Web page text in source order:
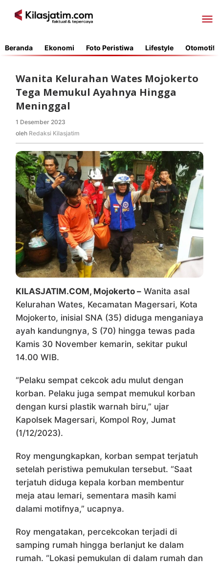
Beranda Ekonomi Foto Peristiwa Lifestyle Otomotif
Wanita Kelurahan Wates Mojokerto
Tega Memukul Ayahnya Hingga
Meninggal
1 Desember 2023
Redaksi
oleh Redaksi Kilasjatim
KILASJATIM.COM, Mojokerto – Wanita asal
Kelurahan Wates, Kecamatan Magersari, Kota
Mojokerto, inisial SNA (35) diduga menganiaya
ayah kandungnya, S (70) hingga tewas pada
Kamis 30 November kemarin, sekitar pukul
14.00 WIB.
“Pelaku sempat cekcok adu mulut dengan
korban. Pelaku juga sempat memukul korban
dengan kursi plastik warnah biru,” ujar
Kapolsek Magersari, Kompol Roy, Jumat
(1/12/2023).
Roy mengungkapkan, korban sempat terjatuh
setelah peristiwa pemukulan tersebut. “Saat
terjatuh diduga kepala korban membentur
meja atau lemari, sementara masih kami
dalami motifnya,” ucapnya.
Roy mengatakan, percekcokan terjadi di
samping rumah hingga berlanjut ke dalam
rumah. “Lokasi pemukulan di dalam rumah dan